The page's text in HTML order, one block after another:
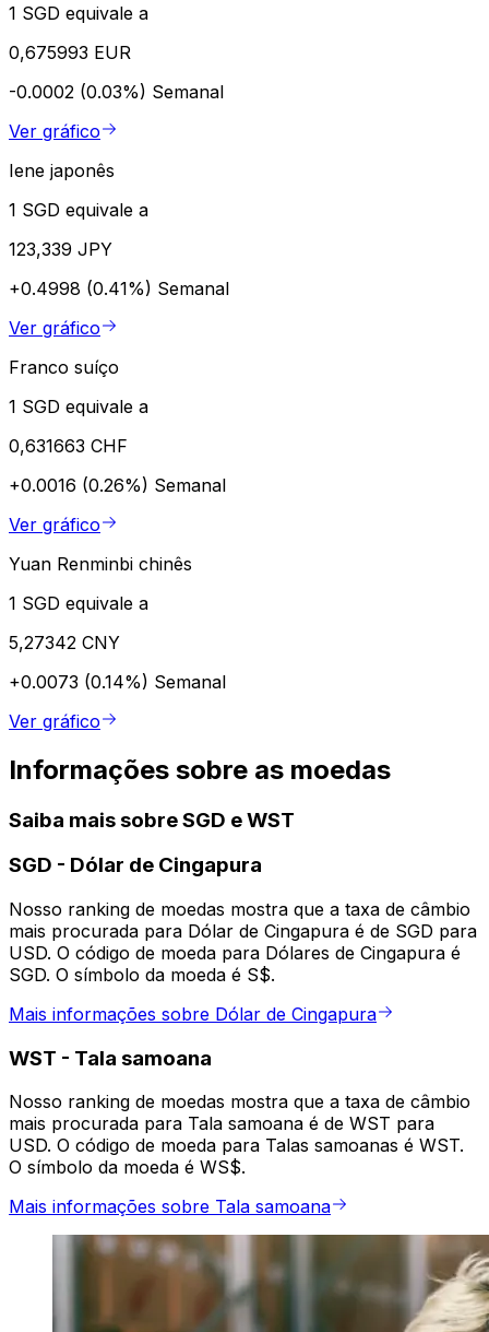
1 SGD equivale a
0,675993 EUR
-0.0002 (0.03%) Semanal
Ver gráfico
Iene japonês
1 SGD equivale a
123,339 JPY
+0.4998 (0.41%) Semanal
Ver gráfico
Franco suíço
1 SGD equivale a
0,631663 CHF
+0.0016 (0.26%) Semanal
Ver gráfico
Yuan Renminbi chinês
1 SGD equivale a
5,27342 CNY
+0.0073 (0.14%) Semanal
Ver gráfico
Informações sobre as moedas
Saiba mais sobre SGD e WST
SGD - Dólar de Cingapura
Nosso ranking de moedas mostra que a taxa de câmbio
mais procurada para Dólar de Cingapura é de SGD para
USD. O código de moeda para Dólares de Cingapura é
SGD. O símbolo da moeda é S$.
Mais informações sobre Dólar de Cingapura
WST - Tala samoana
Nosso ranking de moedas mostra que a taxa de câmbio
mais procurada para Tala samoana é de WST para
USD. O código de moeda para Talas samoanas é WST.
O símbolo da moeda é WS$.
Mais informações sobre Tala samoana